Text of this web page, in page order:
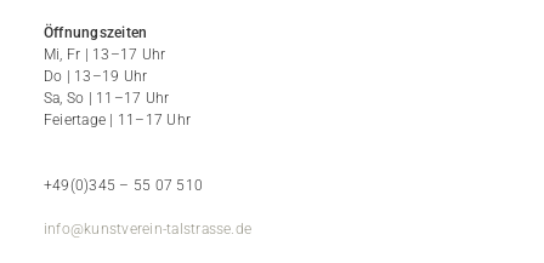
Öffnungszeiten
Mi, Fr | 13–17 Uhr
Do | 13–19 Uhr
Sa, So | 11–17 Uhr
Feiertage | 11–17 Uhr
+49(0)345 – 55 07 510
info@kunstverein-talstrasse.de